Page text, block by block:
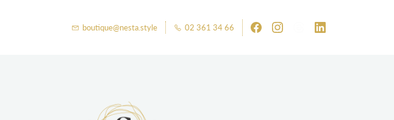
boutique@nesta.style 02 361 34 66